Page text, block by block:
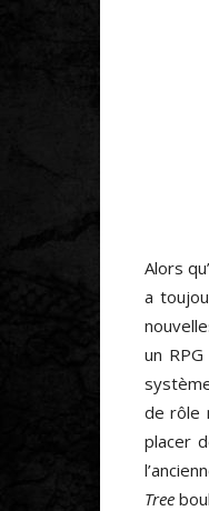
Alors
a
un
de rôle
placer
Tree